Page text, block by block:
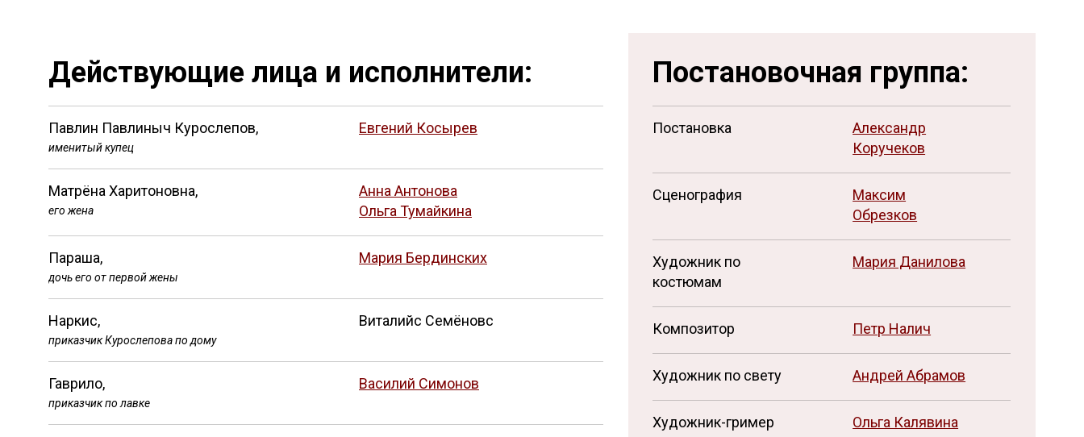
Действующие лица и исполнители:
Павлин Павлиныч Курослепов,
именитый купец
Евгений Косырев
Матрёна Харитоновна,
его жена
Анна Антонова
Ольга Тумайкина
Параша,
дочь его от первой жены
Мария Бердинских
Наркис,
приказчик Курослепова по дому
Виталийс Семёновс
Гаврило,
приказчик по лавке
Василий Симонов
Постановочная группа:
Постановка
Александр
Коручеков
Сценография
Максим
Обрезков
Художник по
костюмам
Мария Данилова
Композитор Петр Налич
Художник по свету Андрей Абрамов
Художник-гример Ольга Калявина